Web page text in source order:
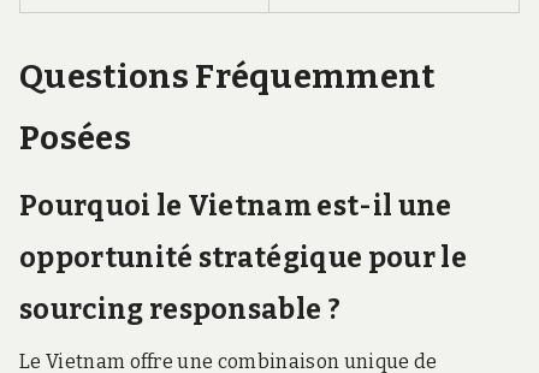
Questions Fréquemment
Posées
Pourquoi le Vietnam est-il une
opportunité stratégique pour le
sourcing responsable ?
Le Vietnam offre une combinaison unique de